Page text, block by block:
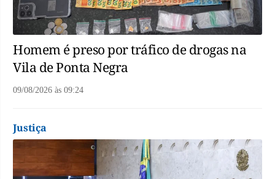
Homem é preso por tráfico de drogas na
Vila de Ponta Negra
09/08/2026 às 09:24
Justiça